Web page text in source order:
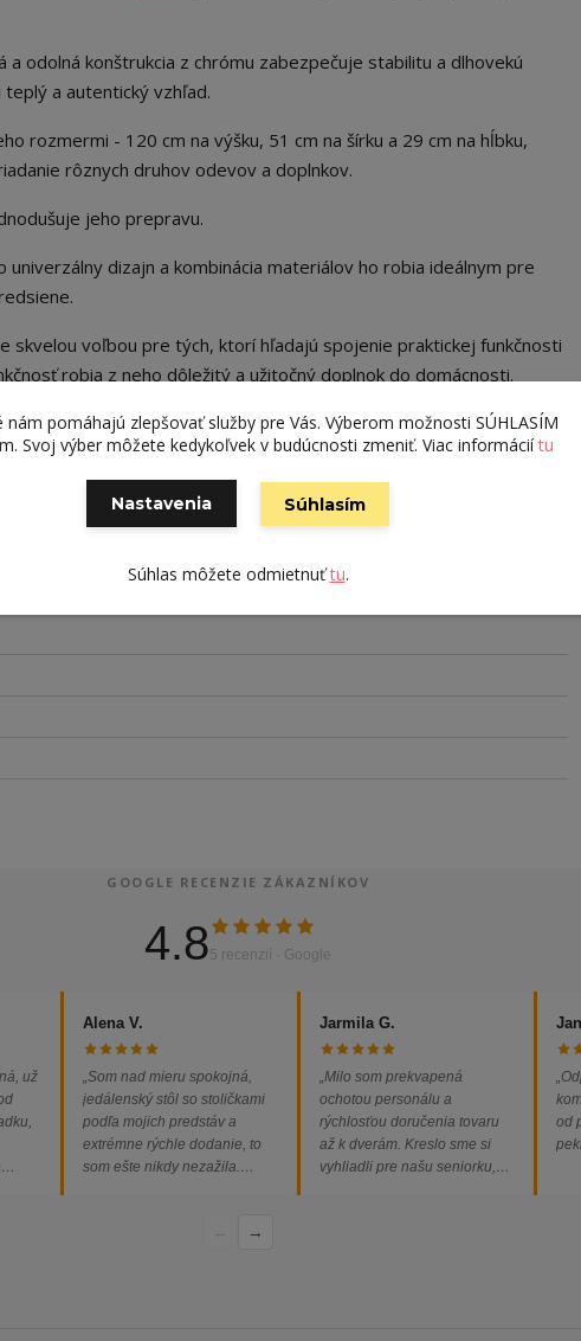
a odolná konštrukcia z chrómu zabezpečuje stabilitu a dlhovekú
a autentický vzhľad.
rozmermi - 120 cm na výšku, 51 cm na šírku a 29 cm na hĺbku,
rôznych druhov odevov a doplnkov.
jeho prepravu.
univerzálny dizajn a kombinácia materiálov ho robia ideálnym pre
skvelou voľbou pre tých, ktorí hľadajú spojenie praktickej funkčnosti
robia z neho dôležitý a užitočný doplnok do domácnosti.
GOOGLE RECENZIE ZÁKAZNÍKOV
4.85 recenzií · Google
už
Alena V.
„Som nad mieru spokojná,
jedálenský stôl so stoličkami
podľa mojich predstáv a
extrémne rýchle dodanie, to
som ešte nikdy nezažila.
Jarmila G.
„Milo som prekvapená
ochotou personálu a
rýchlosťou doručenia tovaru
až k dverám. Kreslo sme si
vyhliadli pre našu seniorku,
od
→
pomáhajú zlepšovať služby pre Vás. Výberom možnosti SÚHLASÍM
Svoj výber môžete kedykoľvek v budúcnosti zmeniť. Viac informáciítu
Nastavenia Súhlasím
Súhlas môžete odmietnuťtu.